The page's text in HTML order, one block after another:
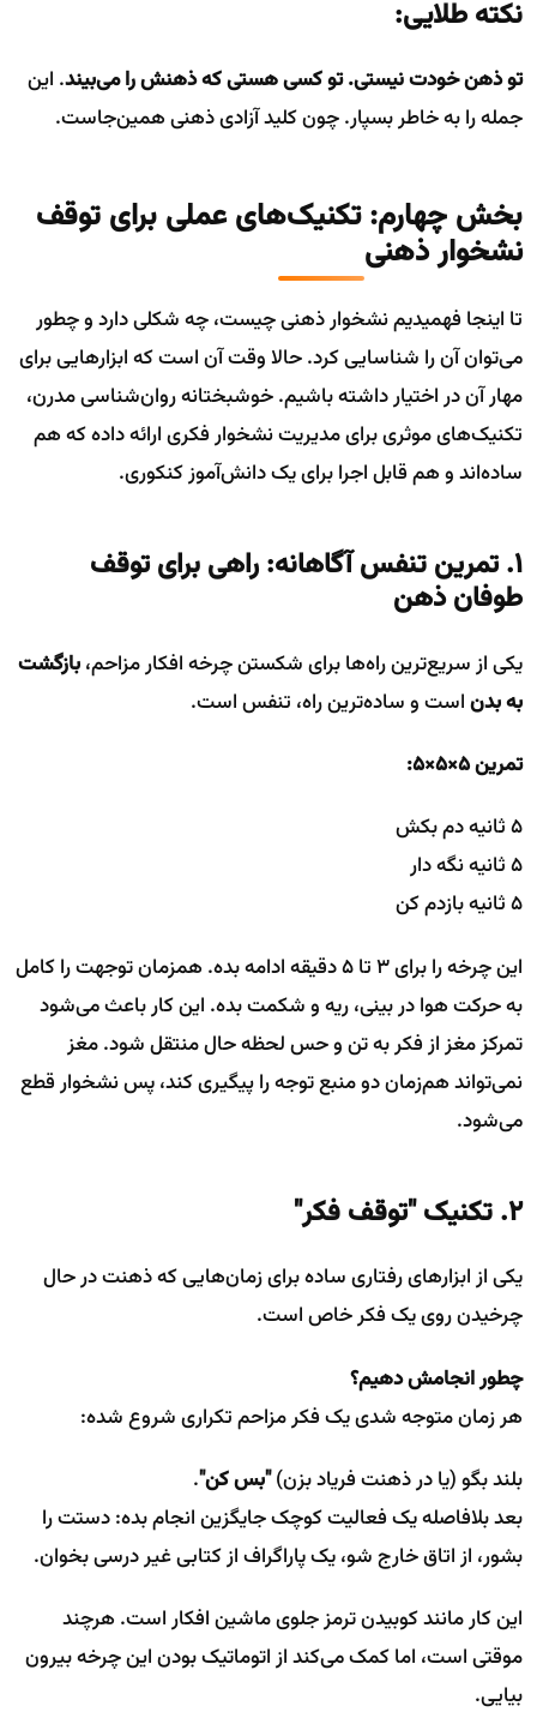
نکته طلایی:
تو ذهن خودت نیستی. تو کسی هستی که ذهنش را می‌بیند. این
جمله را به خاطر بسپار. چون کلید آزادی ذهنی همین‌جاست.
بخش چهارم: تکنیک‌های عملی برای توقف
نشخوار ذهنی
تا اینجا فهمیدیم نشخوار ذهنی چیست، چه شکلی دارد و چطور
می‌توان آن را شناسایی کرد. حالا وقت آن است که ابزارهایی برای
مهار آن در اختیار داشته باشیم. خوشبختانه روان‌شناسی مدرن،
تکنیک‌های موثری برای مدیریت نشخوار فکری ارائه داده که هم
ساده‌اند و هم قابل اجرا برای یک دانش‌آموز کنکوری.
۱. تمرین تنفس آگاهانه: راهی برای توقف
طوفان ذهن
یکی از سریع‌ترین راه‌ها برای شکستن چرخه افکار مزاحم،بازگشت
به بدناست و ساده‌ترین راه، تنفس است.
تمرین ۵×۵×۵:
۵ ثانیه دم بکش
۵ ثانیه نگه دار
۵ ثانیه بازدم کن
این چرخه را برای ۳ تا ۵ دقیقه ادامه بده. همزمان توجهت را کامل
به حرکت هوا در بینی، ریه و شکمت بده. این کار باعث می‌شود
تمرکز مغز از فکر به تن و حس لحظه حال منتقل شود. مغز
نمی‌تواند هم‌زمان دو منبع توجه را پیگیری کند، پس نشخوار قطع
می‌شود.
۲. تکنیک "توقف فکر"
یکی از ابزارهای رفتاری ساده برای زمان‌هایی که ذهنت در حال
چرخیدن روی یک فکر خاص است.
چطور انجامش دهیم؟
هر زمان متوجه شدی یک فکر مزاحم تکراری شروع شده:
بلند بگو (یا در ذهنت فریاد بزن)"بس کن".
بعد بلافاصله یک فعالیت کوچک جایگزین انجام بده: دستت را
بشور، از اتاق خارج شو، یک پاراگراف از کتابی غیر درسی بخوان.
این کار مانند کوبیدن ترمز جلوی ماشین افکار است. هرچند
موقتی است، اما کمک می‌کند از اتوماتیک بودن این چرخه بیرون
بیایی.